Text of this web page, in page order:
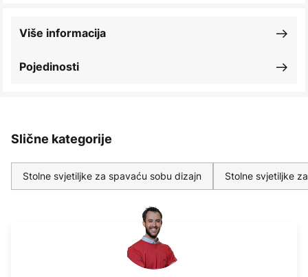
Pojedinosti
Više informacija
Slične kategorije
Stolne svjetiljke za spavaću sobu dizajn Stolne svjetiljke